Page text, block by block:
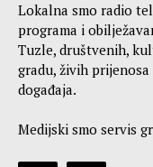
Lokalna smo radio
programa i
Tuzle, društvenih,
gradu, živih
događaja.
Medijski smo servis